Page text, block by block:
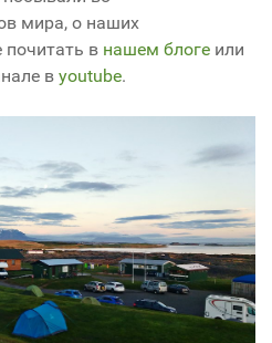
мира, о наших
в нашем блоге или
в youtube.